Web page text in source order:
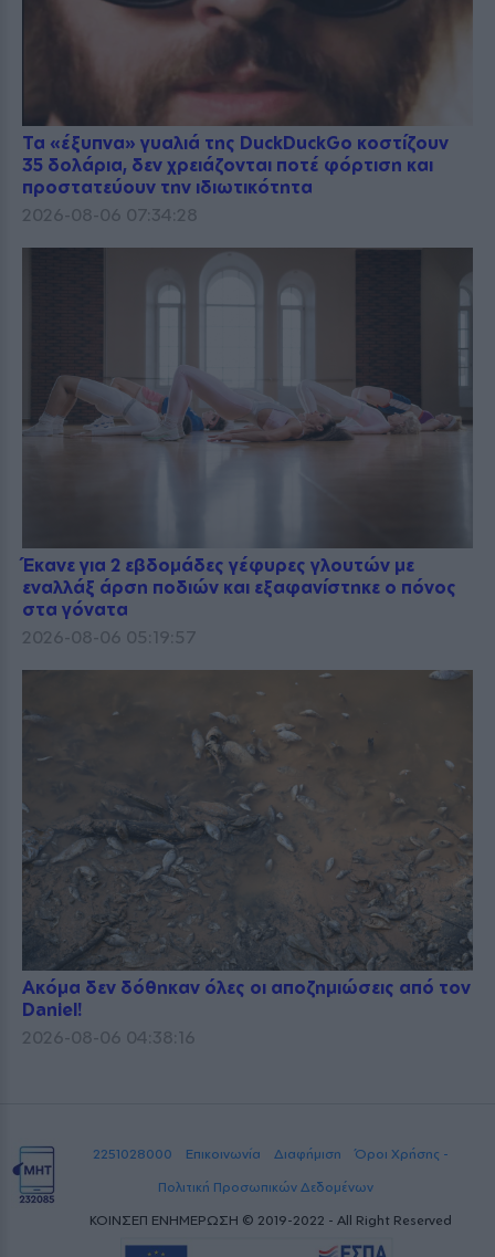
Τα «έξυπνα» γυαλιά της DuckDuckGo κοστίζουν
35 δολάρια, δεν χρειάζονται ποτέ φόρτιση και
προστατεύουν την ιδιωτικότητα
2026-08-06 07:34:28
Έκανε για 2 εβδομάδες γέφυρες γλουτών με
εναλλάξ άρση ποδιών και εξαφανίστηκε ο πόνος
στα γόνατα
2026-08-06 05:19:57
Ακόμα δεν δόθηκαν όλες οι αποζημιώσεις από τον
Daniel!
2026-08-06 04:38:16
2251028000 Επικοινωνία Διαφήμιση
Όροι Χρήσης -
Πολιτική Προσωπικών Δεδομένων
ΚΟΙΝΣΕΠ ΕΝΗΜΕΡΩΣΗ © 2019-2022 - All Right Reserved